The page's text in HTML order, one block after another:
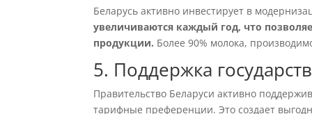
Беларусь активно инвестирует в
увеличиваются каждый год, что
продукции. Более 90% молока,
5. Поддержка
Правительство Беларуси активно
тарифные преференции. Это создает